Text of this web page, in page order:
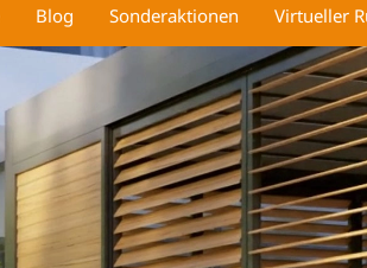
Blog Sonderaktionen Virtueller